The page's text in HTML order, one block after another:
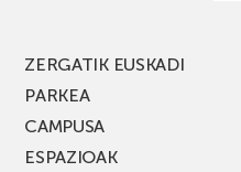
ZERGATIK EUSKADI
PARKEA
CAMPUSA
ESPAZIOAK